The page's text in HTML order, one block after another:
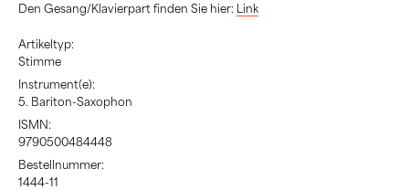
Den Gesang/Klavierpart finden Sie hier: Link
Artikeltyp:
Stimme
Instrument(e):
5. Bariton-Saxophon
ISMN:
9790500484448
Bestellnummer:
1444-11